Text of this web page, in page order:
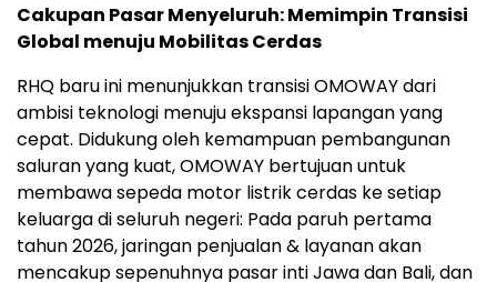
Cakupan Pasar Menyeluruh: Memimpin Transisi
Global menuju Mobilitas Cerdas
RHQ baru ini menunjukkan transisi OMOWAY dari
ambisi teknologi menuju ekspansi lapangan yang
cepat. Didukung oleh kemampuan pembangunan
saluran yang kuat, OMOWAY bertujuan untuk
membawa sepeda motor listrik cerdas ke setiap
keluarga di seluruh negeri: Pada paruh pertama
tahun 2026, jaringan penjualan & layanan akan
mencakup sepenuhnya pasar inti Jawa dan Bali, dan